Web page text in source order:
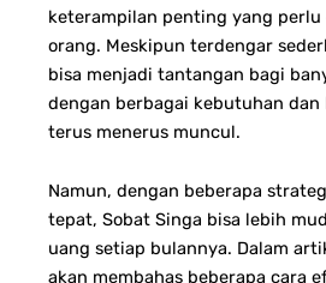
keterampilan penting yang
orang. Meskipun terdengar
bisa menjadi tantangan bagi
dengan berbagai kebutuhan dan
terus menerus muncul.
Namun, dengan beberapa
tepat, Sobat Singa bisa lebih
uang setiap bulannya. Dalam
akan membahas beberapa cara